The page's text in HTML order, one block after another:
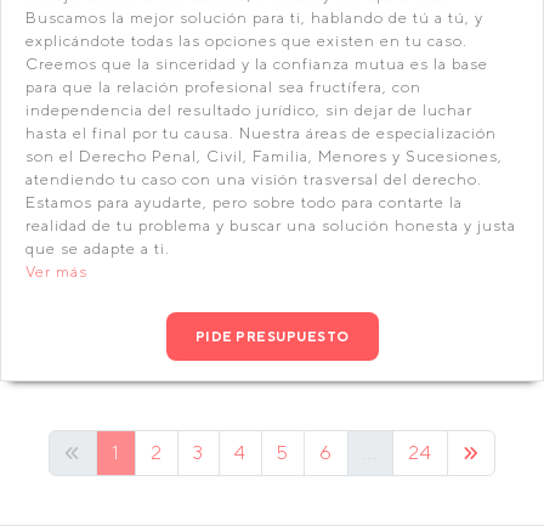
Buscamos la mejor solución para ti, hablando de tú a tú, y
explicándote todas las opciones que existen en tu caso.
Creemos que la sinceridad y la confianza mutua es la base
para que la relación profesional sea fructífera, con
independencia del resultado jurídico, sin dejar de luchar
hasta el final por tu causa. Nuestra áreas de especialización
son el Derecho Penal, Civil, Familia, Menores y Sucesiones,
atendiendo tu caso con una visión trasversal del derecho.
Estamos para ayudarte, pero sobre todo para contarte la
realidad de tu problema y buscar una solución honesta y justa
que se adapte a ti.
Ver más
PIDE PRESUPUESTO
1 2 3 4 5 6 ... 24